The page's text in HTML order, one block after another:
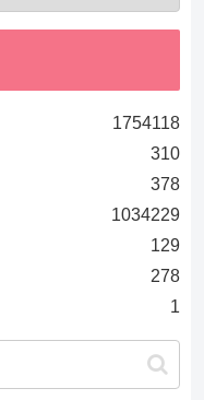
1754118
310
378
1034229
129
278
1